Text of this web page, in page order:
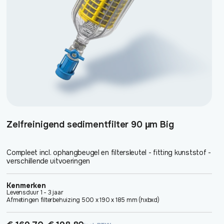
Zelfreinigend sedimentfilter 90 µm Big
Compleet incl. ophangbeugel en filtersleutel - fitting kunststof -
verschillende uitvoeringen
Kenmerken
Levensduur 1 - 3 jaar
Afmetingen filterbehuizing 500 x 190 x 185 mm (hxbxd)
productpagina